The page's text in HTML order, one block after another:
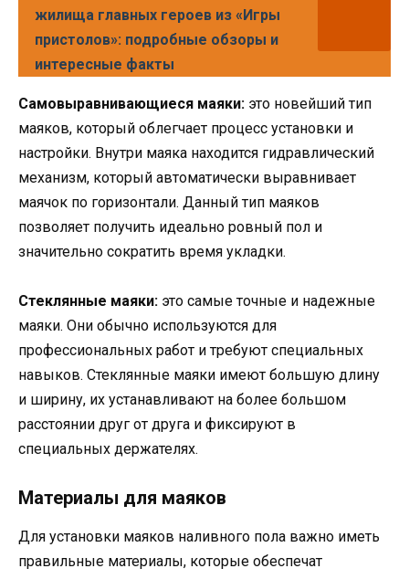
жилища главных героев из «Игры
пристолов»: подробные обзоры и
интересные факты
Самовыравнивающиеся маяки: это новейший тип
маяков, который облегчает процесс установки и
настройки. Внутри маяка находится гидравлический
механизм, который автоматически выравнивает
маячок по горизонтали. Данный тип маяков
позволяет получить идеально ровный пол и
значительно сократить время укладки.
Стеклянные маяки: это самые точные и надежные
маяки. Они обычно используются для
профессиональных работ и требуют специальных
навыков. Стеклянные маяки имеют большую длину
и ширину, их устанавливают на более большом
расстоянии друг от друга и фиксируют в
специальных держателях.
Материалы для маяков
Для установки маяков наливного пола важно иметь
правильные материалы, которые обеспечат